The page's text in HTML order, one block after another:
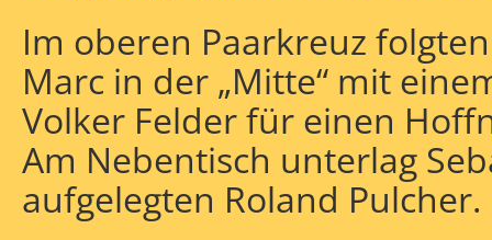
Im oberen Paarkreuz
Marc in der „Mitte“ mit
Volker Felder für einen
Am Nebentisch unterlag
aufgelegten Roland Pulcher.